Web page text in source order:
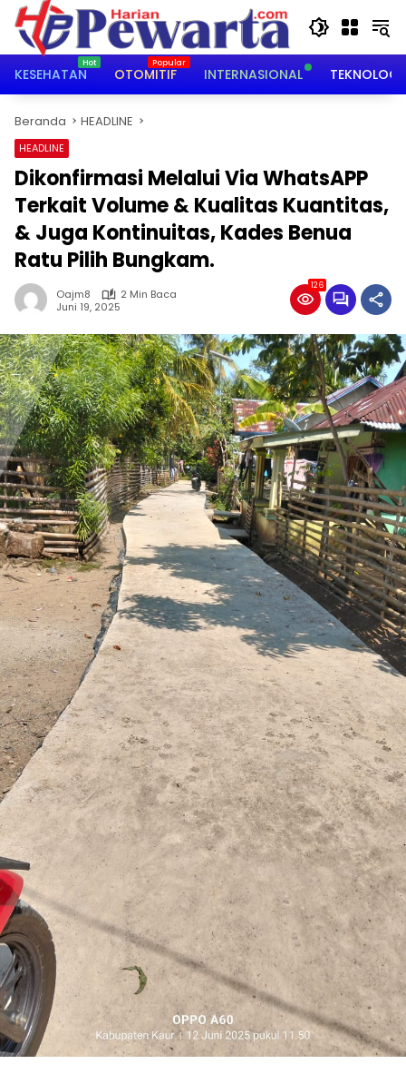
Langsung
konten
KESEHATAN
OTOMITIF INTERNASIONAL TEKNOLOGI
Beranda HEADLINE
HEADLINE
Dikonfirmasi Melalui Via WhatsAPP
Terkait Volume & Kualitas Kuantitas,
& Juga Kontinuitas, Kades Benua
Ratu Pilih Bungkam.
Oajm8
2 Min Baca
Juni 19, 2025
126